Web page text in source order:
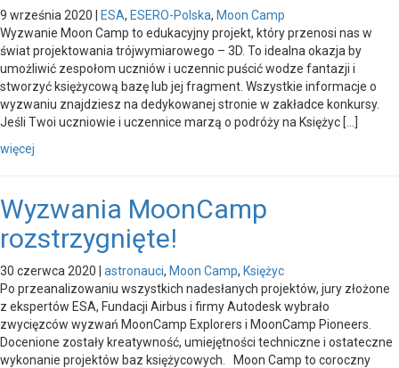
9 września 2020 | ESA, ESERO-Polska, Moon Camp
Wyzwanie Moon Camp to edukacyjny projekt, który przenosi nas w
świat projektowania trójwymiarowego – 3D. To idealna okazja by
umożliwić zespołom uczniów i uczennic puścić wodze fantazji i
stworzyć księżycową bazę lub jej fragment. Wszystkie informacje o
wyzwaniu znajdziesz na dedykowanej stronie w zakładce konkursy.
Jeśli Twoi uczniowie i uczennice marzą o podróży na Księżyc […]
więcej
Wyzwania MoonCamp
rozstrzygnięte!
30 czerwca 2020 | astronauci, Moon Camp, Księżyc
Po przeanalizowaniu wszystkich nadesłanych projektów, jury złożone
z ekspertów ESA, Fundacji Airbus i firmy Autodesk wybrało
zwycięzców wyzwań MoonCamp Explorers i MoonCamp Pioneers.
Docenione zostały kreatywność, umiejętności techniczne i ostateczne
wykonanie projektów baz księżycowych. Moon Camp to coroczny